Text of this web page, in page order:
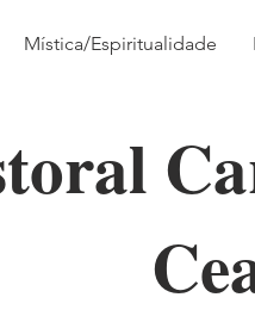
Mística/Espiritualidade